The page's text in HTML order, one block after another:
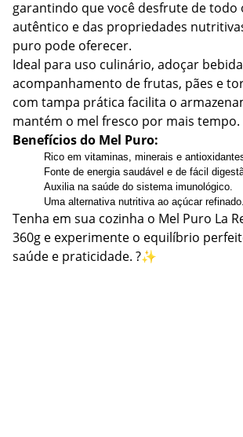
garantindo que você desfrute de todo
autêntico e das propriedades
puro pode oferecer.
Ideal para uso culinário, adoçar
acompanhamento de frutas, pães e
com tampa prática facilita o
mantém o mel fresco por mais tempo.
Benefícios do Mel Puro:
Rico em vitaminas, minerais e
Fonte de energia saudável e de fácil
Auxilia na saúde do sistema imunológico.
Uma alternativa nutritiva ao açúcar
Tenha em sua cozinha o Mel Puro La
360g e experimente o equilíbrio
saúde e praticidade. ?✨